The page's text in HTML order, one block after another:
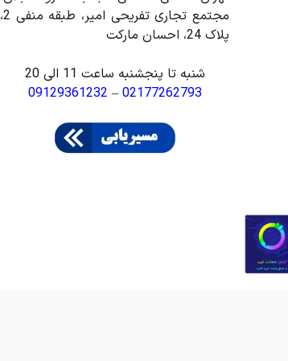
مجتمع تجاری تفریحی امیر، طبقه منفی 2،
پلاک 24، احسان مارکت
شنبه تا پنجشنبه ساعت 11 الی 20
02177262793
–
09129361232